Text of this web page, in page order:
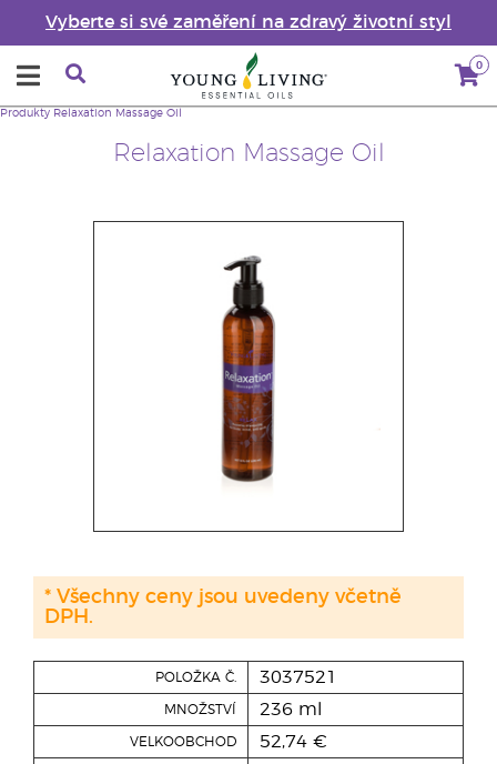
Vyberte si své zaměření na zdravý životní styl
0
Relaxation Massage Oil
Produkty Relaxation Massage Oil
POLOŽKA Č. 3037521
MNOŽSTVÍ 236 ml
VELKOOBCHOD 52,74 €
* Všechny ceny jsou uvedeny včetně
DPH.